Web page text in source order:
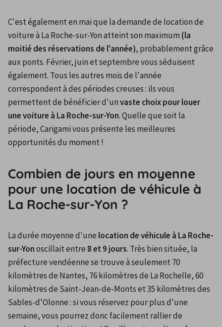
C'est également en mai que la demande de location de
voiture à La Roche-sur-Yon atteint son maximum (la
moitié des réservations de l'année), probablement grâce
aux ponts. Février, juin et septembre vous séduisent
également. Tous les autres mois de l'année
correspondent à des périodes creuses : ils vous
permettent de bénéficier d'un vaste choix pour louer
une voiture à La Roche-sur-Yon. Quelle que soit la
période, Carigami vous présente les meilleures
opportunités du moment !
Combien de jours en moyenne
pour une location de véhicule à
La Roche-sur-Yon ?
La durée moyenne d'une location de véhicule à La Roche-
sur-Yon oscillait entre 8 et 9 jours. Très bien située, la
préfecture vendéenne se trouve à seulement 70
kilomètres de Nantes, 76 kilomètres de La Rochelle, 60
kilomètres de Saint-Jean-de-Monts et 35 kilomètres des
Sables-d'Olonne : si vous réservez pour plus d'une
semaine, vous pourrez donc facilement rallier de